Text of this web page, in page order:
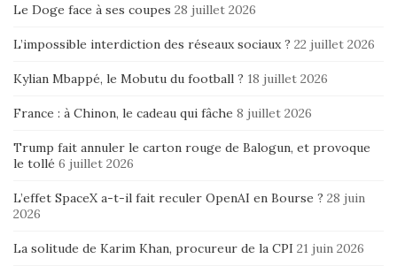
Le Doge face à ses coupes 28 juillet 2026
L’impossible interdiction des réseaux sociaux ? 22 juillet 2026
Kylian Mbappé, le Mobutu du football ? 18 juillet 2026
France : à Chinon, le cadeau qui fâche 8 juillet 2026
Trump fait annuler le carton rouge de Balogun, et provoque
le tollé 6 juillet 2026
L’effet SpaceX a-t-il fait reculer OpenAI en Bourse ? 28 juin
2026
La solitude de Karim Khan, procureur de la CPI 21 juin 2026